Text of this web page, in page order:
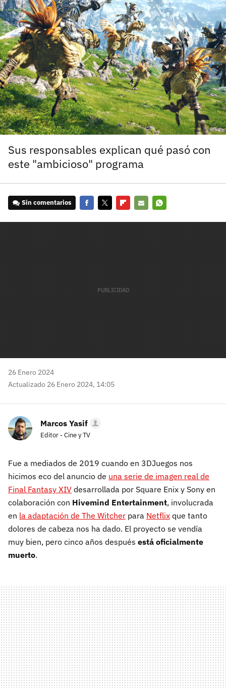
Sus responsables explican qué pasó con
este "ambicioso" programa
Sin comentarios
26 Enero 2024
Actualizado 26 Enero 2024, 14:05
Marcos Yasif
Editor - Cine y TV
Fue a mediados de 2019 cuando en 3DJuegos nos
hicimos eco del anuncio de una serie de imagen real de
Final Fantasy XIV desarrollada por Square Enix y Sony en
colaboración con Hivemind Entertainment, involucrada
en la adaptación de The Witcher para Netflix que tanto
dolores de cabeza nos ha dado. El proyecto se vendía
muy bien, pero cinco años después está oficialmente
muerto.
¿Todavía no tienes cuenta?
Regístrate gratis
El inicio de sesión con Facebook ya no está
disponible, pero puedes seguir usando tu cuenta
de 3DJuegos:
Recupera tu acceso con Facebook
carácter inicial), pero no mayúsculas, espacios, tildes
o caracteres especiales.
He leído y acepto lapolitica de privacidad y
de participación
Registrarse en 3DJuegos
Entra con Google
¿Ya tienes cuenta?